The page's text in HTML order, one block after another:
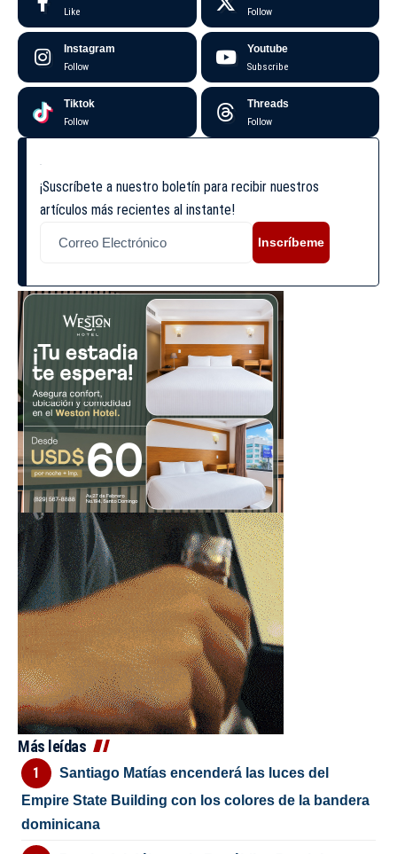
Like Follow
Instagram
Follow
Youtube
Subscribe
Tiktok
Follow
Threads
Follow
¡Suscríbete a nuestro boletín para recibir nuestros
artículos más recientes al instante!
Inscríbeme
Más leídas
Santiago Matías encenderá las luces del
Empire State Building con los colores de la bandera
dominicana